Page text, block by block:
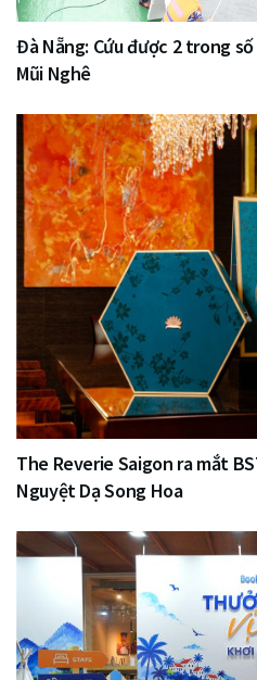
Đà Nẵng: Cứu được 2 trong
Mũi Nghê
The Reverie Saigon ra mắt
Nguyệt Dạ Song Hoa